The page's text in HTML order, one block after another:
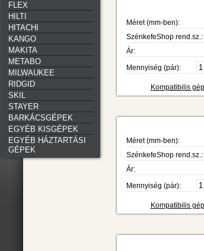
FLEX
HILTI
HITACHI
KANGO
MAKITA
METABO
MILWAUKEE
RIDGID
SKIL
STAYER
BARKÁCSGÉPEK
EGYÉB KISGÉPEK
EGYÉB HÁZTARTÁSI
GÉPEK
Méret (mm-ben):
SzénkefeShop rend.sz.:
Ár:
Mennyiség (pár):
Kompatibilis
Méret (mm-ben):
SzénkefeShop rend.sz.:
Ár:
Mennyiség (pár):
Kompatibilis